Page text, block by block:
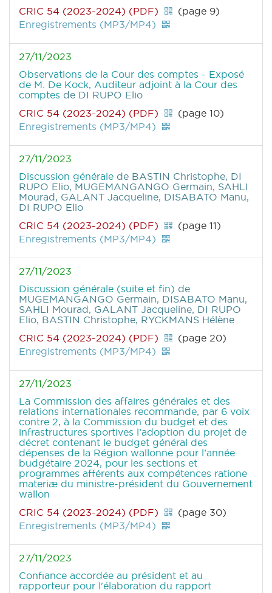
CRIC 54 (2023-2024) (PDF)
(page 9)
Enregistrements (MP3/MP4)
27/11/2023
Observations de la Cour des comptes - Exposé
de M. De Kock, Auditeur adjoint à la Cour des
comptes de DI RUPO Elio
CRIC 54 (2023-2024) (PDF)
(page 10)
Enregistrements (MP3/MP4)
27/11/2023
Discussion générale de BASTIN Christophe, DI
RUPO Elio, MUGEMANGANGO Germain, SAHLI
Mourad, GALANT Jacqueline, DISABATO Manu,
DI RUPO Elio
CRIC 54 (2023-2024) (PDF)
(page 11)
Enregistrements (MP3/MP4)
27/11/2023
Discussion générale (suite et fin) de
MUGEMANGANGO Germain, DISABATO Manu,
SAHLI Mourad, GALANT Jacqueline, DI RUPO
Elio, BASTIN Christophe, RYCKMANS Hélène
CRIC 54 (2023-2024) (PDF)
(page 20)
Enregistrements (MP3/MP4)
27/11/2023
La Commission des affaires générales et des
relations internationales recommande, par 6 voix
contre 2, à la Commission du budget et des
infrastructures sportives l’adoption du projet de
décret contenant le budget général des
dépenses de la Région wallonne pour l’année
budgétaire 2024, pour les sections et
programmes afférents aux compétences ratione
materiæ du ministre-président du Gouvernement
wallon
CRIC 54 (2023-2024) (PDF)
(page 30)
Enregistrements (MP3/MP4)
27/11/2023
Confiance accordée au président et au
rapporteur pour l'élaboration du rapport